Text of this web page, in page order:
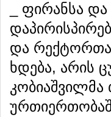
_ ფირანსა
და
ხდება, არის